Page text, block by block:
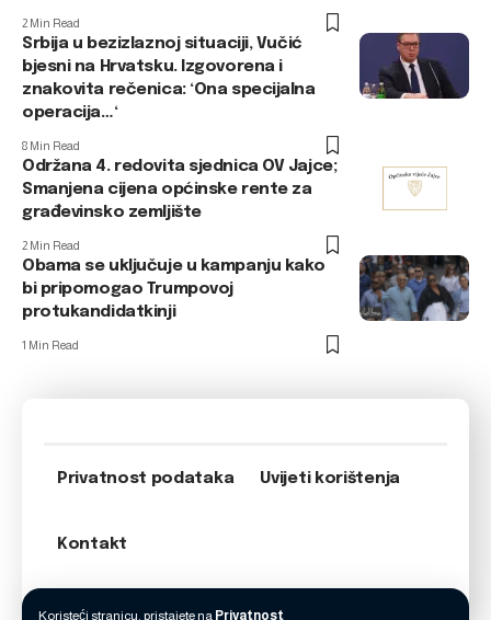
Koristeći stranicu, pristajete na Privatnost
2 Min Read
Srbija u bezizlaznoj situaciji, Vučić
bjesni na Hrvatsku. Izgovorena i
znakovita rečenica: ‘Ona specijalna
operacija…‘
8 Min Read
Održana 4. redovita sjednica OV Jajce;
Smanjena cijena općinske rente za
građevinsko zemljište
2 Min Read
Obama se uključuje u kampanju kako
bi pripomogao Trumpovoj
protukandidatkinji
1 Min Read
Privatnost podataka Uvijeti korištenja
Kontakt